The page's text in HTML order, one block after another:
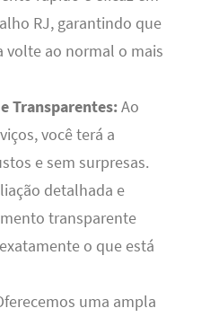
RJ, garantindo que
volte ao normal o mais
Transparentes:Ao
você terá a
e sem surpresas.
detalhada e
transparente
o que está
uma ampla